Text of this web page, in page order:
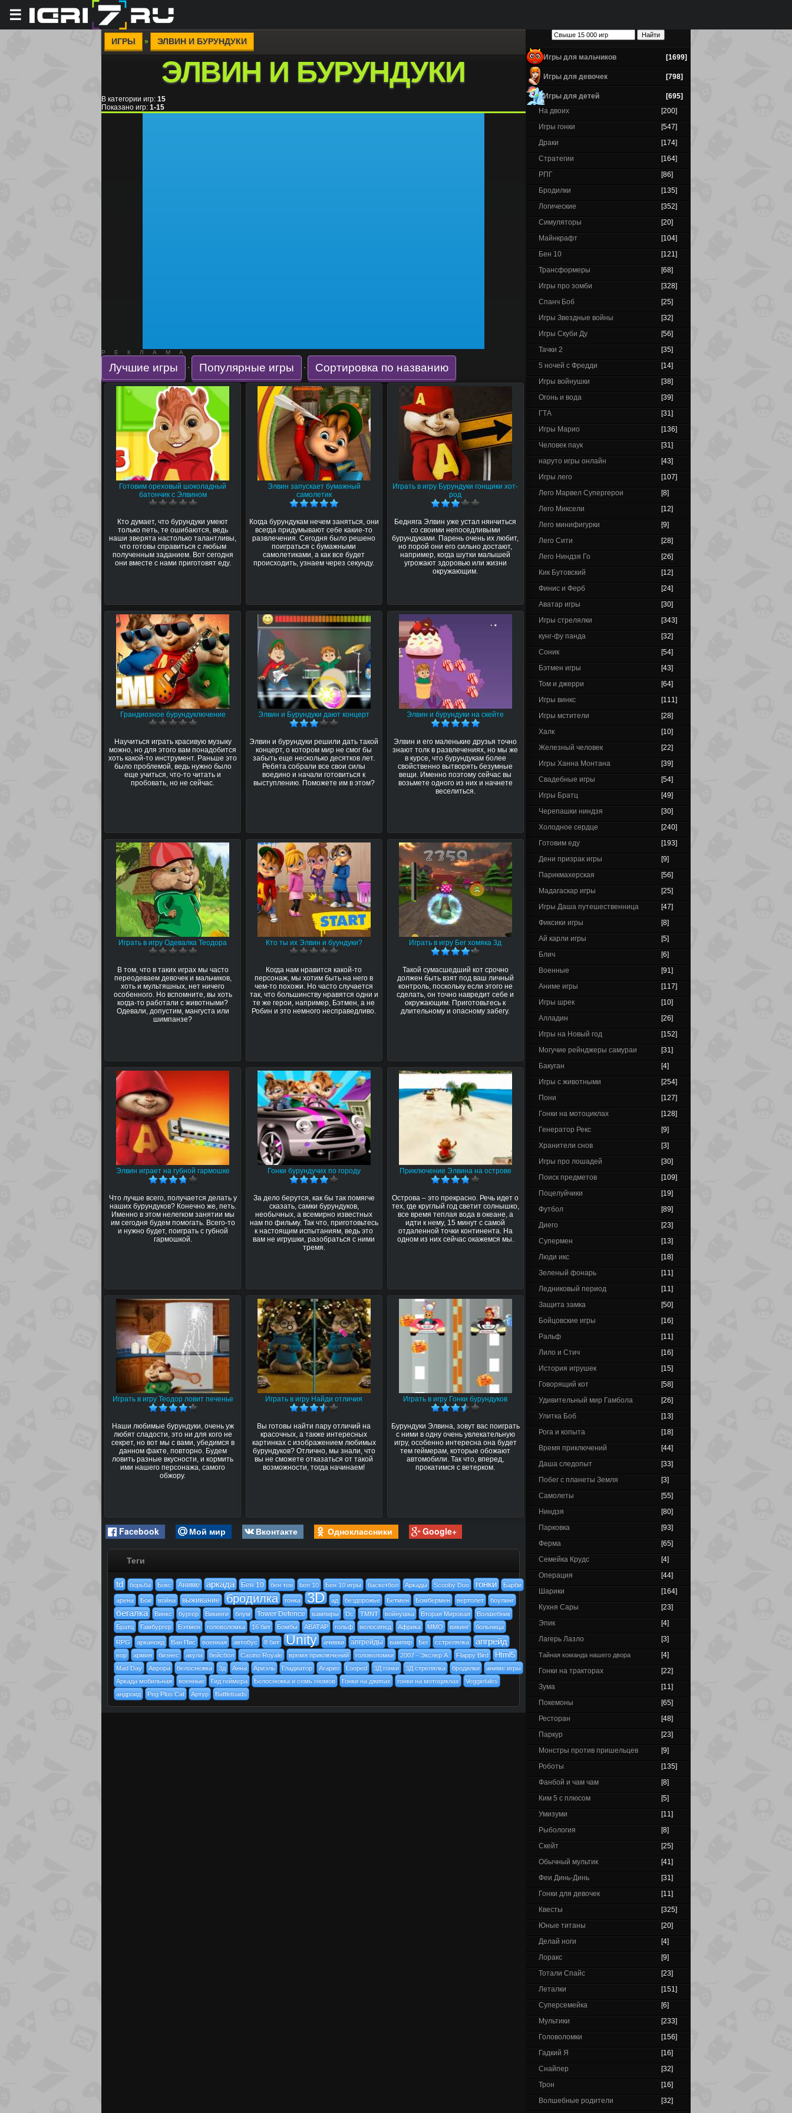
☰
ИГРЫ » ЭЛВИН И БУРУНДУКИ
ЭЛВИН И БУРУНДУКИ
В категории игр: 15
Показано игр: 1-15
РЕКЛАМА
Лучшие игры · Популярные игры · Сортировка по названию
Готовим ореховый шоколадный
батончик с Элвином
Кто думает, что бурундуки умеют
только петь, те ошибаются, ведь
наши зверята настолько талантливы,
что готовы справиться с любым
полученным заданием. Вот сегодня
они вместе с нами приготовят еду.
Элвин запускает бумажный
самолетик
Когда бурундукам нечем заняться, они
всегда придумывают себе какие-то
развлечения. Сегодня было решено
поиграться с бумажными
самолетиками, а как все будет
происходить, узнаем через секунду.
Играть в игру Бурундуки гонщики хот-
род
Бедняга Элвин уже устал нянчиться
со своими непоседливыми
бурундуками. Парень очень их любит,
но порой они его сильно достают,
например, когда шутки малышей
угрожают здоровью или жизни
окружающим.
Грандиозное бурундуключение
Научиться играть красивую музыку
можно, но для этого вам понадобится
хоть какой-то инструмент. Раньше это
было проблемой, ведь нужно было
еще учиться, что-то читать и
пробовать, но не сейчас.
Элвин и Бурундуки дают концерт
Элвин и бурундуки решили дать такой
концерт, о котором мир не смог бы
забыть еще несколько десятков лет.
Ребята собрали все свои силы
воедино и начали готовиться к
выступлению. Поможете им в этом?
Элвин и бурундуки на скейте
Элвин и его маленькие друзья точно
знают толк в развлечениях, но мы же
в курсе, что бурундукам более
свойственно вытворять безумные
вещи. Именно поэтому сейчас вы
возьмете одного из них и начнете
веселиться.
Играть в игру Одевалка Теодора
В том, что в таких играх мы часто
переодеваем девочек и мальчиков,
хоть и мультяшных, нет ничего
особенного. Но вспомните, вы хоть
когда-то работали с животными?
Одевали, допустим, мангуста или
шимпанзе?
Кто ты их Элвин и буундуки?
Когда нам нравится какой-то
персонаж, мы хотим быть на него в
чем-то похожи. Но часто случается
так, что большинству нравятся одни и
те же герои, например, Бэтмен, а не
Робин и это немного несправедливо.
Играть в игру Бег хомяка 3д
Такой сумасшедший кот срочно
должен быть взят под ваш личный
контроль, поскольку если этого не
сделать, он точно навредит себе и
окружающим. Приготовьтесь к
длительному и опасному забегу.
Элвин играет на губной гармошке
Что лучше всего, получается делать у
наших бурундуков? Конечно же, петь.
Именно в этом нелегком занятии мы
им сегодня будем помогать. Всего-то
и нужно будет, поиграть с губной
гармошкой.
Гонки бурундучих по городу
За дело берутся, как бы так помягче
сказать, самки бурундуков,
необычных, а всемирно известных
нам по фильму. Так что, приготовьтесь
к настоящим испытаниям, ведь это
вам не игрушки, разобраться с ними
тремя.
Приключение Элвина на острове
Острова – это прекрасно. Речь идет о
тех, где круглый год светит солнышко,
все время теплая вода в океане, а
идти к нему, 15 минут с самой
отдаленной точки континента. На
одном из них сейчас окажемся мы.
Играть в игру Теодор ловит печенье
Наши любимые бурундуки, очень уж
любят сладости, это ни для кого не
секрет, но вот мы с вами, убедимся в
данном факте, повторно. Будем
ловить разные вкусности, и кормить
ими нашего персонажа, самого
обжору.
Играть в игру Найди отличия
Вы готовы найти пару отличий на
красочных, а также интересных
картинках с изображением любимых
бурундуков? Отлично, мы знали, что
вы не сможете отказаться от такой
возможности, тогда начинаем!
Играть в игру Гонки бурундуков
Бурундуки Элвина, зовут вас поиграть
с ними в одну очень увлекательную
игру, особенно интересна она будет
тем геймерам, которые обожают
автомобили. Так что, вперед,
прокатимся с ветерком.
Facebook Мой мир Вконтакте Одноклассники Google+
Теги
td борьба Бокс Аниме аркада Бен 10 бен тен ben 10 Бен 10 игры баскетбол Аркады Scooby Doo гонки Барби
арена Бои война выживание бродилка гонка 3D ад бездорожье Бетмен Бомбермен вертолет боулинг
бегалка Винкс бургер Викинги блум Tower Defence вампиры Dc TMNT войнушка Вторая Мировая
Волшебник
Братц
Гамбургер Бэтмен головоломка 16 бит Бомбы АВАТАР гольф велосипед Африка MMO викинг больница
RPG арканоид Ван Пис военная автобус 8 бит Unity ачивки апгрейды вампир Бег cстрелялка апгрейд
вор армия бизнес акула бейсбол Casino Royale время приключений головоломки 2007 - Экслер А. Flappy Bird Html5
Mad Day Аврора белоснежка 3д Анна Ариэль Гладиатор Агарио Looped 3Д гонки 3Д стрелялка бродилки
аниме игры
Аркада мобильная
военные Гид геймера Белоснежка и семь гномов Гонки на джипах гонки на мотоциклах
Veggietales
андроид
Peg Plus Cat Артур Battletoads
Игры для мальчиков [1699]
Игры для девочек [798]
Игры для детей
[695]
На двоих
[200]
Игры гонки
[547]
Драки
[174]
Стратегии
[164]
РПГ
[86]
Бродилки
[135]
Логические
[352]
Симуляторы
[20]
Майнкрафт
[104]
Бен 10
[121]
Трансформеры
[68]
Игры про зомби
[328]
Спанч Боб
[25]
Игры Звездные войны
[32]
Игры Скуби Ду
[56]
Тачки 2
[35]
5 ночей с Фредди
[14]
Игры войнушки
[38]
Огонь и вода
[39]
ГТА
[31]
Игры Марио
[136]
Человек паук
[31]
наруто игры онлайн
[43]
Игры лего
[107]
Лего Марвел Супергерои
[8]
Лего Миксели
[12]
Лего минифигурки
[9]
Лего Сити
[28]
Лего Ниндзя Го
[26]
Кик Бутовский
[12]
Финис и Ферб
[24]
Аватар игры
[30]
Игры стрелялки
[343]
кунг-фу панда
[32]
Соник
[54]
Бэтмен игры
[43]
Том и джерри
[64]
Игры винкс
[111]
Игры мстители
[28]
Халк
[10]
Железный человек
[22]
Игры Ханна Монтана
[39]
Свадебные игры
[54]
Игры Братц
[49]
Черепашки ниндзя
[30]
Холодное сердце
[240]
Готовим еду
[193]
Дени призрак игры
[9]
Парикмахерская
[56]
Мадагаскар игры
[25]
Игры Даша путешественница
[47]
Фиксики игры
[8]
Ай карли игры
[5]
Блич
[6]
Военные
[91]
Аниме игры
[117]
Игры шрек
[10]
Алладин
[26]
Игры на Новый год
[152]
Могучие рейнджеры самураи
[31]
Бакуган
[4]
Игры с животными
[254]
Пони
[127]
Гонки на мотоциклах
[128]
Генератор Рекс
[9]
Хранители снов
[3]
Игры про лошадей
[30]
Поиск предметов
[109]
Поцелуйчики
[19]
Футбол
[89]
Диего
[23]
Супермен
[13]
Люди икс
[18]
Зеленый фонарь
[11]
Ледниковый период
[11]
Защита замка
[50]
Бойцовские игры
[16]
Ральф
[11]
Лило и Стич
[16]
История игрушек
[15]
Говорящий кот
[58]
Удивительный мир Гамбола
[26]
Улитка Боб
[13]
Рога и копыта
[18]
Время приключений
[44]
Даша следопыт
[33]
Побег с планеты Земля
[3]
Самолеты
[55]
Ниндзя
[80]
Парковка
[93]
Ферма
[65]
Семейка Крудс
[4]
Операция
[44]
Шарики
[164]
Кухня Сары
[23]
Эпик
[4]
Лагерь Лазло
[3]
Тайная команда нашего двора
[4]
Гонки на тракторах
[22]
Зума
[11]
Покемоны
[65]
Ресторан
[48]
Паркур
[23]
Монстры против пришельцев
[9]
Роботы
[135]
Фанбой и чам чам
[8]
Ким 5 с плюсом
[5]
Умизуми
[11]
Рыбология
[8]
Скейт
[25]
Обычный мультик
[41]
Феи Динь-Динь
[31]
Гонки для девочек
[11]
Квесты
[325]
Юные титаны
[20]
Делай ноги
[4]
Лоракс
[9]
Тотали Спайс
[23]
Леталки
[151]
Суперсемейка
[6]
Мультики
[233]
Головоломки
[156]
Гадкий Я
[16]
Снайпер
[32]
Трон
[16]
Волшебные родители
[32]